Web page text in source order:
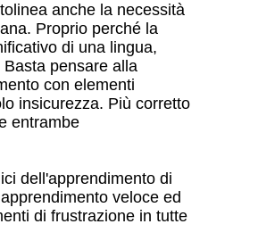
anche la necessità
Proprio perché la
di una lingua,
pensare alla
con elementi
insicurezza. Più corretto
entrambe
dell'apprendimento di
veloce ed
di frustrazione in tutte